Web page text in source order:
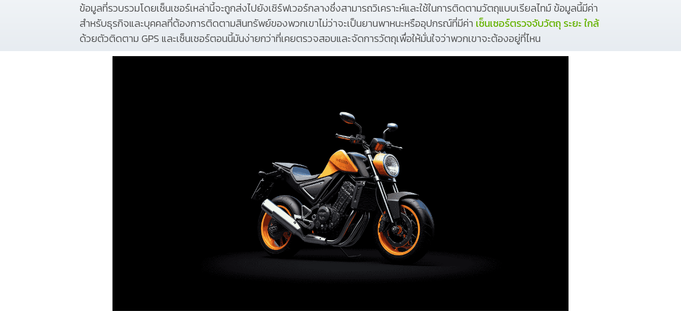
ข้อมูลที่รวบรวมโดยเซ็นเซอร์เหล่านี้จะถูกส่งไปยังเซิร์ฟเวอร์กลางซึ่งสามารถวิเคราะห์และใช้ในการติดตามวัตถุแบบเรียลไทม์ ข้อมูลนี้มีค่า
สำหรับธุรกิจและบุคคลที่ต้องการติดตามสินทรัพย์ของพวกเขาไม่ว่าจะเป็นยานพาหนะหรืออุปกรณ์ที่มีค่า เซ็นเซอร์ตรวจจับวัตถุ ระยะ ใกล้
ด้วยตัวติดตาม GPS และเซ็นเซอร์ตอนนี้มันง่ายกว่าที่เคยตรวจสอบและจัดการวัตถุเพื่อให้มั่นใจว่าพวกเขาจะต้องอยู่ที่ไหน